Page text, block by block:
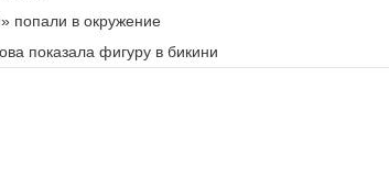
попали в окружение
показала фигуру в бикини